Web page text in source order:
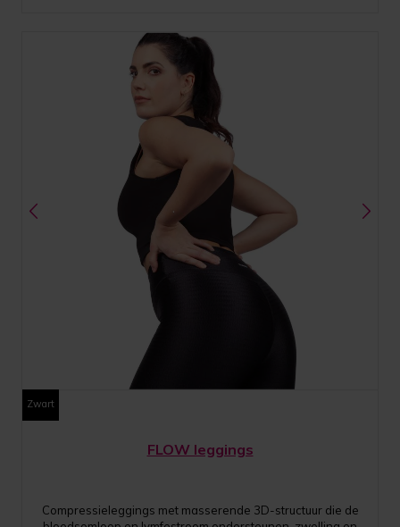
Zwart
FLOW leggings
Compressieleggings met masserende 3D-structuur die de